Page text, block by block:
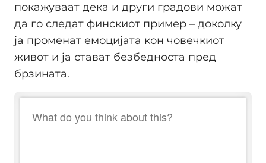
покажуваат дека и други градови можат
да го следат финскиот пример – доколку
ја променат емоцијата кон човечкиот
живот и ја стават безбедноста пред
брзината.